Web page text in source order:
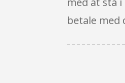
betale med